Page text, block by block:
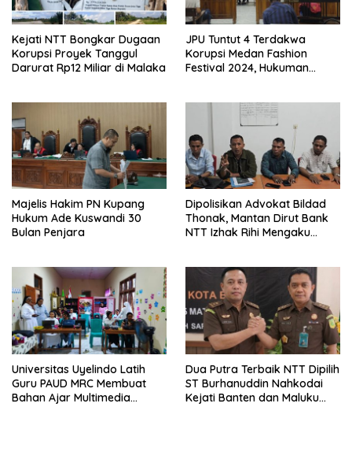
Kejati NTT Bongkar Dugaan
Korupsi Proyek Tanggul
Darurat Rp12 Miliar di Malaka
JPU Tuntut 4 Terdakwa
Korupsi Medan Fashion
Festival 2024, Hukuman
Majelis Hakim PN Kupang
Hukum Ade Kuswandi 30
Bulan Penjara
Dipolisikan Advokat Bildad
Thonak, Mantan Dirut Bank
NTT Izhak Rihi Mengaku
Universitas Uyelindo Latih
Guru PAUD MRC Membuat
Bahan Ajar Multimedia
Dua Putra Terbaik NTT Dipilih
ST Burhanuddin Nahkodai
Kejati Banten dan Maluku